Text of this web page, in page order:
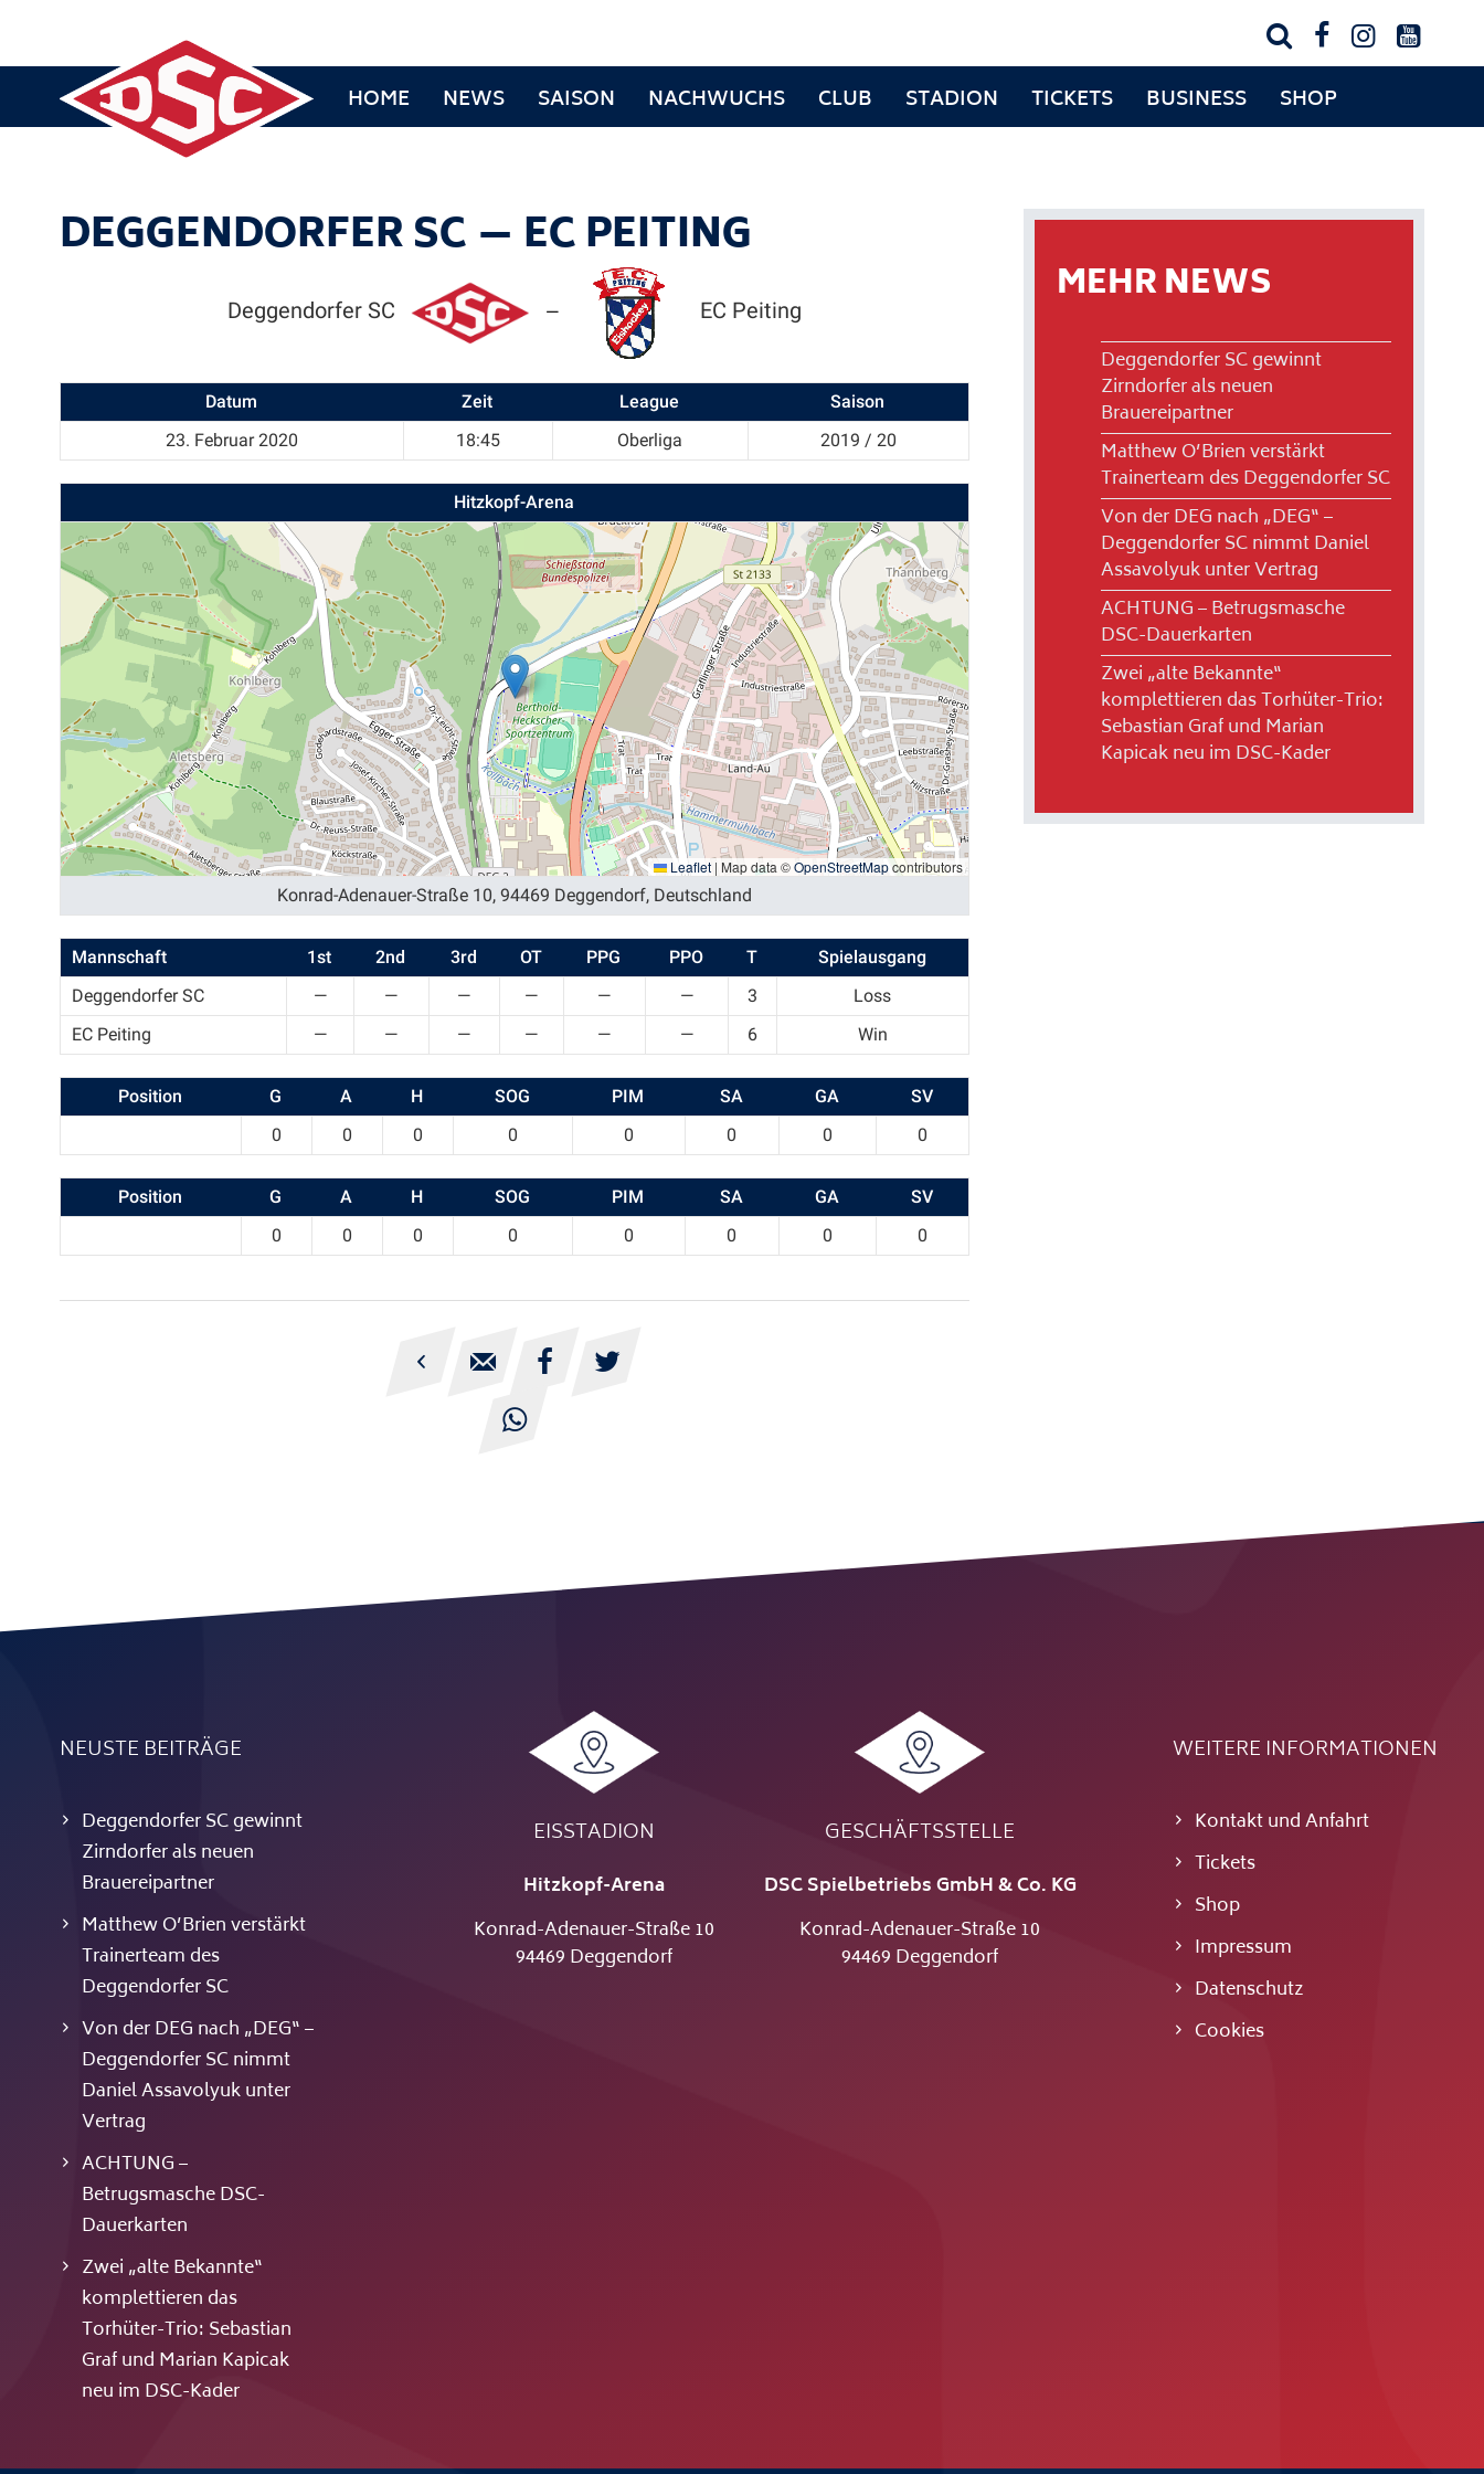
   
HOME NEWS SAISON NACHWUCHS CLUB STADION TICKETS BUSINESS SHOP
DEGGENDORFER SC — EC PEITING
Deggendorfer SC — EC Peiting
Datum Zeit League
Saison
23. Februar 2020
18:45 Oberliga 2019 / 20
Hitzkopf-Arena
Leaflet | Map data ©OpenStreetMapcontributors
Konrad-Adenauer-Straße 10, 94469 Deggendorf, Deutschland
Mannschaft 1st 2nd 3rd OT PPG PPO T
Spielausgang
Deggendorfer SC
— — — — — — 3
Loss
EC Peiting
— — — — — — 6 Win
Position G A H SOG PIM SA GA
SV
0
0 0 0 0 0 0 0
Position G A H SOG PIM SA GA
SV
0
0 0 0 0 0 0 0
  


MEHR NEWS
Deggendorfer SC gewinnt
Zirndorfer als neuen
Brauereipartner
Matthew O’Brien verstärkt
Trainerteam des Deggendorfer SC
Von der DEG nach „DEG“ –
Deggendorfer SC nimmt Daniel
Assavolyuk unter Vertrag
ACHTUNG – Betrugsmasche
DSC-Dauerkarten
Zwei „alte Bekannte“
komplettieren das Torhüter-Trio:
Sebastian Graf und Marian
Kapicak neu im DSC-Kader
NEUSTE BEITRÄGE
Deggendorfer SC gewinnt
Zirndorfer als neuen
Brauereipartner
Matthew O’Brien verstärkt
Trainerteam des
Deggendorfer SC
Von der DEG nach „DEG“ –
Deggendorfer SC nimmt
Daniel Assavolyuk unter
Vertrag
ACHTUNG –
Betrugsmasche DSC-
Dauerkarten
Zwei „alte Bekannte“
komplettieren das
Torhüter-Trio: Sebastian
Graf und Marian Kapicak
neu im DSC-Kader
EISSTADION
Hitzkopf-Arena
Konrad-Adenauer-Straße 10
94469 Deggendorf
GESCHÄFTSSTELLE
DSC Spielbetriebs GmbH & Co. KG
Konrad-Adenauer-Straße 10
94469 Deggendorf
WEITERE INFORMATIONEN
Kontakt und Anfahrt
Tickets
Shop
Impressum
Datenschutz
Cookies